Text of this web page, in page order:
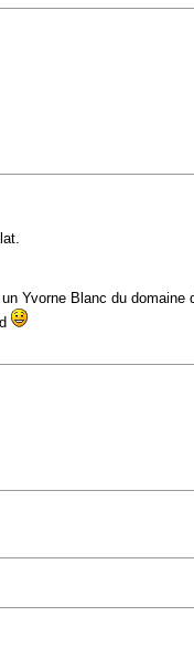
Yvorne Blanc du